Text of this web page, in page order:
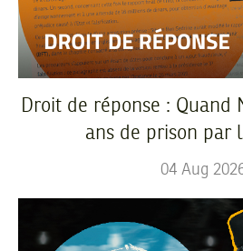
Droit de réponse : Quand
ans de prison par
04 Aug